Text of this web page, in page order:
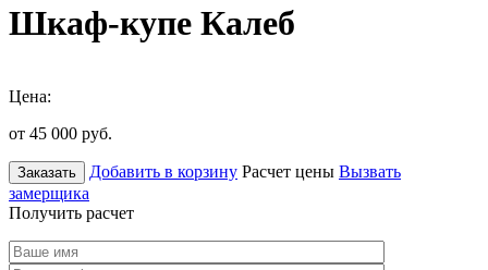
Шкаф-купе Калеб
Цена:
от 45 000 руб.
Заказать Добавить в корзину Расчет цены Вызвать
замерщика
Получить расчет